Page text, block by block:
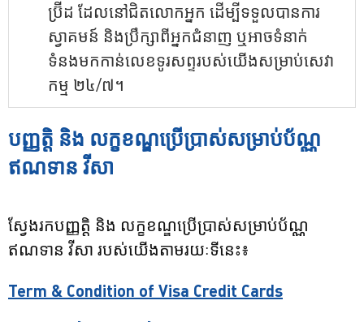
ប្រ៊ីដ ដែលនៅជិតលោកអ្នក ដើម្បីទទួលបានការ
ស្វាគមន៍ និងប្រឹក្សាពីអ្នកជំនាញ ឬអាចទំនាក់
ទំនងមកកាន់លេខទូរសព្ទរបស់យើងសម្រាប់សេវា
កម្ម ២៤/៧។
បញ្ញត្តិ និង លក្ខខណ្ឌប្រើប្រាស់សម្រាប់ប័ណ្ណ
ឥណទាន វីសា
ស្វែងរកបញ្ញត្តិ និង លក្ខខណ្ឌប្រើប្រាស់សម្រាប់ប័ណ្ណ
ឥណទាន វីសា របស់យើងតាមរយៈទីនេះ៖
Term & Condition of Visa Credit Cards